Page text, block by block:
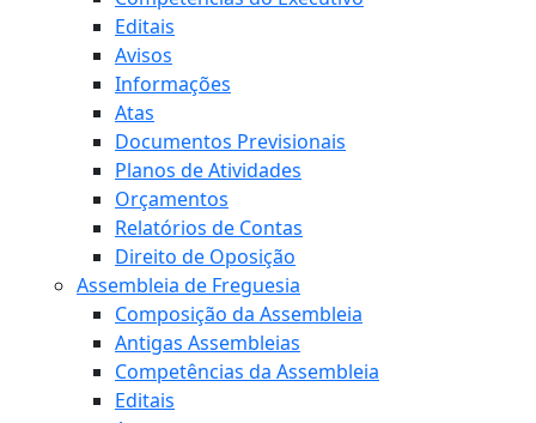
Editais
Avisos
Informações
Atas
Documentos Previsionais
Planos de Atividades
Orçamentos
Relatórios de Contas
Direito de Oposição
Assembleia de Freguesia
Composição da Assembleia
Antigas Assembleias
Competências da Assembleia
Editais